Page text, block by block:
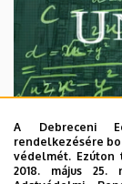
A Debreceni
rendelkezésére
védelmét. Ezúton
2018. május 25.